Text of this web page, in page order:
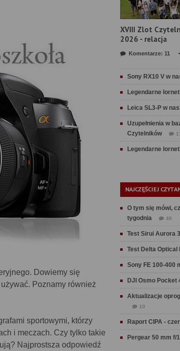
Dowiemy się
Poznamy również
sportowymi, którzy
i meczach. Czy tylko takie
Najprostsza odpowiedź
XVIII Zlot
2026 - relacja
Komentarze: 11
Sony RX10 V w
Legendarne
Leica SL3-P w
Uzupełnienia w
Czytelników
Legendarne
NAJCZĘŚCIEJ
O tym się mówi,
tygodnia
49
Test Sirui Aurora
Test Delta Optical
Sony FE 100-400
DJI Osmo Pocket
Aktualizacje
10
Raport CIPA -
Pergear 50 mm f/